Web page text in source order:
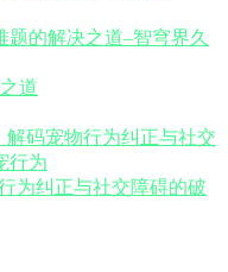
道
为纠正与社交障碍的破